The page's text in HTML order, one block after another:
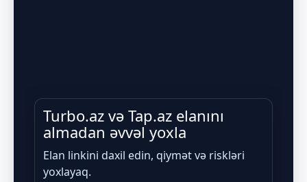
Turbo.az və Tap.az elanını
almadan əvvəl yoxla
Elan linkini daxil edin, qiymət və riskləri
yoxlayaq.